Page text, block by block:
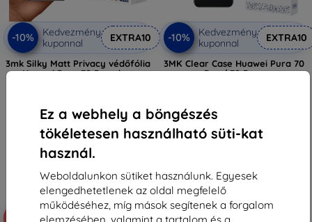
Ez a webhely a böngészés
tökéletesen használható süti-kat
használ.
Weboldalunkon sütiket használunk. Egyesek
elengedhetetlenek az oldal megfelelő
működéséhez, míg mások segítenek a forgalom
elemzésében, valamint a tartalom és a
-10%
Kedvezmény
kuponnal
EXTRA10
3mk Silky Matt Privacy védőfólia
Huawei Pura 70 Pro+-hoz
Raktáron > 5 darab
-10%
Kedvezmény
kuponnal
EXTRA10
3MK Clear Case Huawei Pura 70
Pro / 70 Pro+
Raktáron 2 darab